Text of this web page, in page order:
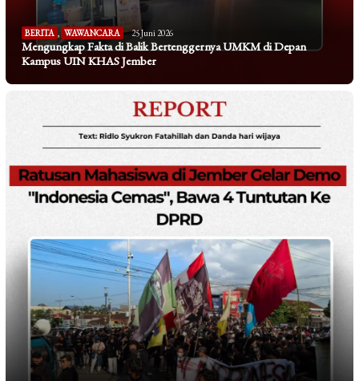
BERITA , WAWANCARA 25 Juni 2026
Mengungkap Fakta di Balik Bertenggernya UMKM di Depan
Kampus UIN KHAS Jember